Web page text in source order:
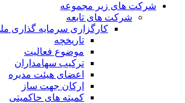
شرکت های زیر مجموعه
شرکت های تابعه
کارگزاری سرمایه گذاری
تاریخچه
موضوع فعالیت
ترکیب سهامداران
اعضای هیئت مدیره
ارکان جهت ساز
کمیته های حاکمیتی